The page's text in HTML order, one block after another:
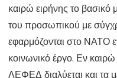
καιρώ ειρήνης το βασικό
του προσωπικού με
εφαρμόζονται στο ΝΑΤΟ
κοινωνικό έργο. Εν
ΛΕΦΕΔ διαλύεται και τα